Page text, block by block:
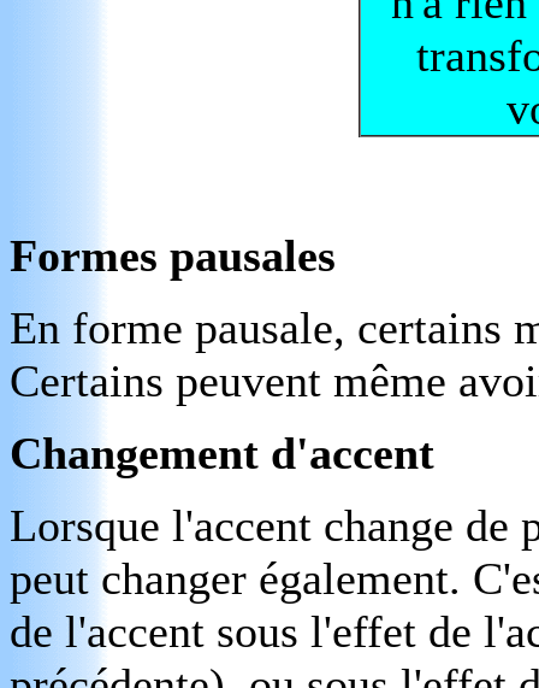
Formes pausales
En forme pausale, certains
Certains peuvent même
Changement d'accent
Lorsque l'accent change de
peut changer également.
de l'accent sous l'effet de